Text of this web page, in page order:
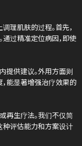
理肌肤的过程。首先，
通过精准定位病因，即使
提供建议。外用方面则
能显著增强治疗效果的
再生疗法。我们不仅简
种评估能力和方案设计